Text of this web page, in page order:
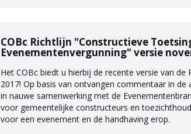
COBc Richtlijn "Constructieve
Evenementenvergunning" versie
Het COBc biedt u hierbij de recente versie van
2017! Op basis van ontvangen commentaar in
in nauwe samenwerking met de
voor gemeentelijke constructeurs en
voor een evenement en de handhaving erop.